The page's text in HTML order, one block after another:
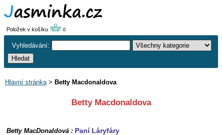
Položek v košíku 0
Vyhledávání:
Hlavní stránka> Betty Macdonaldova
Betty Macdonaldova
Betty MacDonaldová : Paní Láryfáry